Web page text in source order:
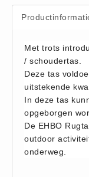
Blusdekens (1)
CO2 blussers (2)
Poederblussers
Brandmelders
CO melders (2)
Met trots
/ schoudertas.
Deze tas
uitstekende
In deze tas
opgeborgen
De EHBO
outdoor
onderweg.